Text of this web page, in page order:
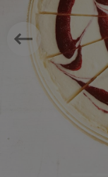
Previous